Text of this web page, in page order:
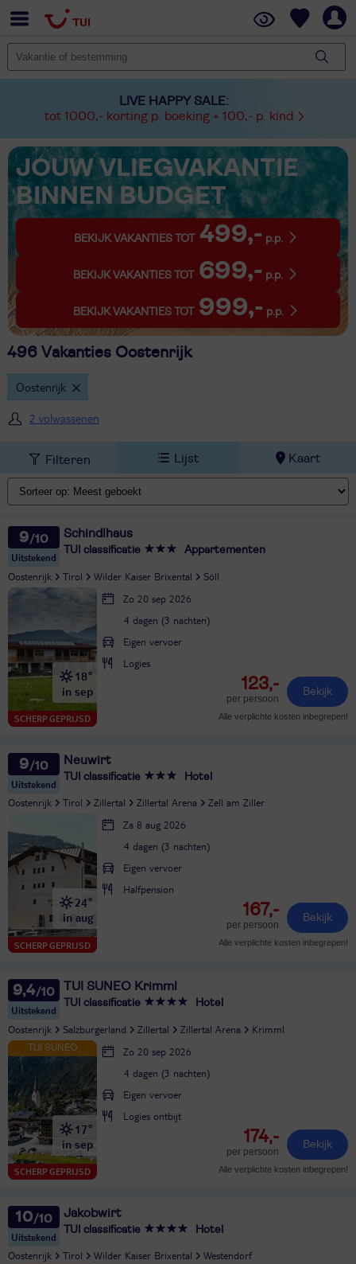
LIVE HAPPY SALE:
tot 1000,- korting p. boeking + 100,- p. kind
JOUW VLIEGVAKANTIE
BINNEN BUDGET
BEKIJK VAKANTIES TOT 499,- p.p.
BEKIJK VAKANTIES TOT 699,- p.p.
BEKIJK VAKANTIES TOT 999,- p.p.
496 Vakanties Oostenrijk
Oostenrijk
2 volwassenen
Filteren Lijst Kaart
9
Uitstekend
Schindlhaus
TUI classificatie Appartementen
Oostenrijk Tirol Wilder Kaiser Brixental Söll
SCHERP GEPRIJSD
18°
in sep
Zo 20 sep 2026
4 dagen (3 nachten)
Eigen vervoer
Logies
123,-
per persoon
Bekijk
Alle verplichte kosten inbegrepen!
9
Uitstekend
Neuwirt
TUI classificatie Hotel
Oostenrijk Tirol Zillertal Zillertal Arena Zell am Ziller
SCHERP GEPRIJSD
24°
in aug
Za 8 aug 2026
4 dagen (3 nachten)
Eigen vervoer
Halfpension
167,-
per persoon
Bekijk
Alle verplichte kosten inbegrepen!
9,4
Uitstekend
TUI SUNEO Krimml
TUI classificatie Hotel
Oostenrijk Salzburgerland Zillertal Zillertal Arena Krimml
SCHERP GEPRIJSD
17°
in sep
Zo 20 sep 2026
4 dagen (3 nachten)
Eigen vervoer
Logies ontbijt
174,-
per persoon
Bekijk
Alle verplichte kosten inbegrepen!
10
Uitstekend
Jakobwirt
TUI classificatie Hotel
Oostenrijk Tirol Wilder Kaiser Brixental Westendorf